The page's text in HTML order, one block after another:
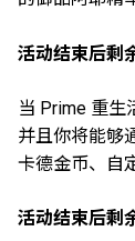
活动结束后剩
当 Prime 重生
并且你将能够
卡德金币、自
活动结束后剩